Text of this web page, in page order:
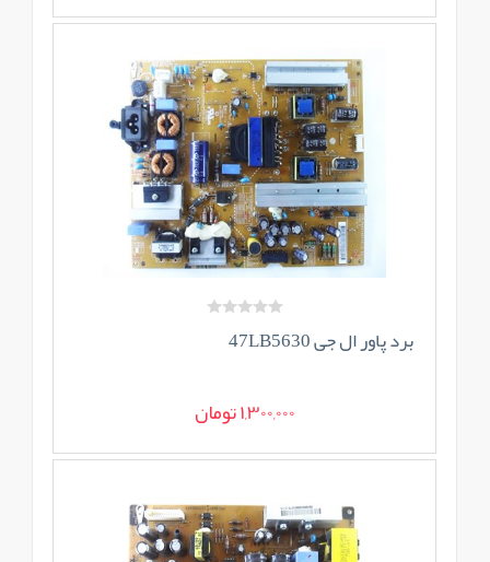
برد پاور ال جی 47LB5630
1,300,000 تومان